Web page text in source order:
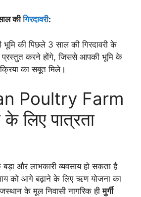
कीगिरदावरी:
की पिछले 3 साल की गिरदावरी के
प्रस्तुत करने होंगे, जिससे आपकी भूमि के
का सबूत मिले।
Poultry Farm
लिए पात्रता
बड़ा और लाभकारी व्यवसाय हो सकता है
को आगे बढ़ाने के लिए ऋण योजना का
के मूल निवासी नागरिक हीमुर्गी